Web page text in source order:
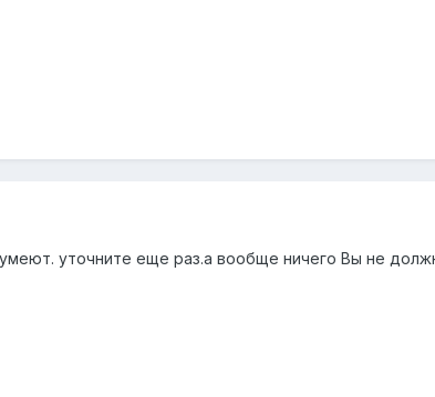
уточните еще раз.а вообще ничего Вы не